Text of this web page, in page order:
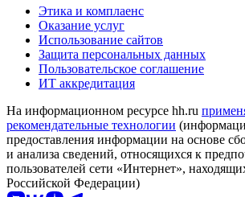
Этика и комплаенс
Оказание услуг
Использование сайтов
Защита персональных данных
Пользовательское соглашение
ИТ аккредитация
На информационном ресурсе hh.ru
рекомендательные технологии
предоставления информации на основе
и анализа сведений, относящихся к
пользователей сети «Интернет»,
Российской Федерации)